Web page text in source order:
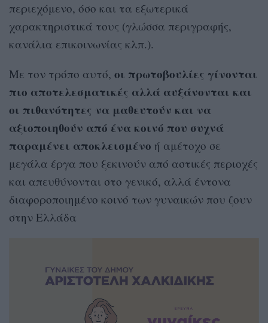
περιεχόμενο, όσο και τα εξωτερικά
χαρακτηριστικά τους (γλώσσα περιγραφής,
κανάλια επικοινωνίας κλπ.).
Με τον τρόπο αυτό, οι πρωτοβουλίες γίνονται
πιο αποτελεσματικές αλλά αυξάνονται και
οι πιθανότητες να μαθευτούν και να
αξιοποιηθούν από ένα κοινό που συχνά
παραμένει αποκλεισμένο ή αμέτοχο σε
μεγάλα έργα που ξεκινούν από αστικές περιοχές
και απευθύνονται στο γενικό, αλλά έντονα
διαφοροποιημένο κοινό των γυναικών που ζουν
στην Ελλάδα